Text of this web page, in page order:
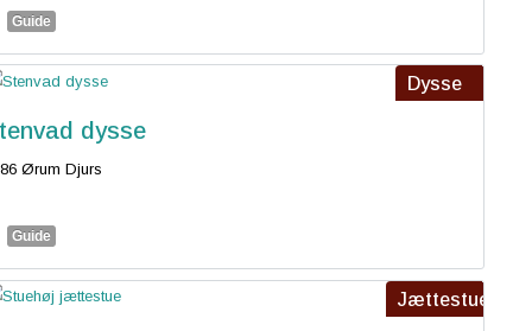
Guide
Dysse
dysse
Ørum Djurs
Guide
Jættestue